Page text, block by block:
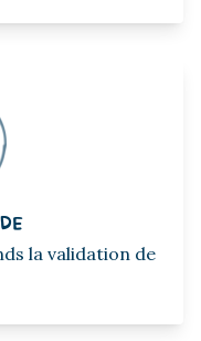
la validation de